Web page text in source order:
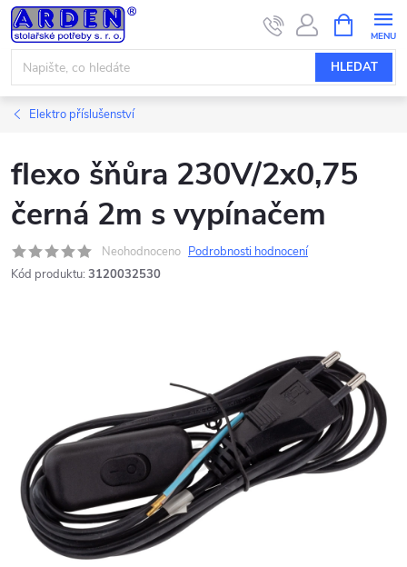
Přejít
na
obsah
HLEDAT
NÁKUPNÍ
KOŠÍK
Elektro příslušenství
flexo šňůra 230V/2x0,75
černá 2m s vypínačem
Neohodnoceno Podrobnosti hodnocení
Kód produktu: 3120032530